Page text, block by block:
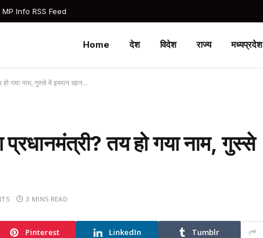
MP Info RSS Feed
Home देश विदेश राज्य मध्यप्रदेश
हो गया नाम, गुस्से में इमरान खान…
प्रधानमंत्री? तय हो गया नाम, गुस्से
3 MINS READ
Pinterest LinkedIn Tumblr